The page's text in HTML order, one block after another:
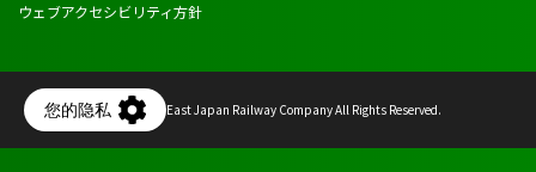
ウェブアクセシビリティ方針
Copyright © East Japan Railway Company All Rights Reserved.